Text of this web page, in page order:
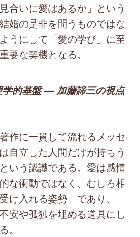
合いに愛はあるか」という
婚の是非を問うものではな
うにして「愛の学び」に至
要な契機となる。
的基盤 — 加藤諦三の視点
作に一貫して流れるメッセ
自立した人間だけが持ちう
いう認識である。愛は感情
な衝動ではなく、むしろ相
け入れる姿勢」であり、
安や孤独を埋める道具にし
。